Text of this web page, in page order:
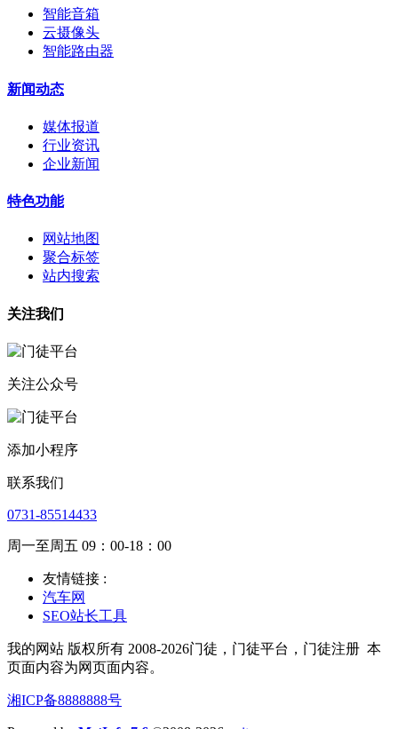
智能音箱
云摄像头
智能路由器
新闻动态
媒体报道
行业资讯
企业新闻
特色功能
网站地图
聚合标签
站内搜索
关注我们
关注公众号
添加小程序
联系我们
0731-85514433
周一至周五 09：00-18：00
友情链接 :
汽车网
SEO站长工具
我的网站 版权所有 2008-2026门徒，门徒平台，门徒注册 本
页面内容为网页面内容。
湘ICP备8888888号